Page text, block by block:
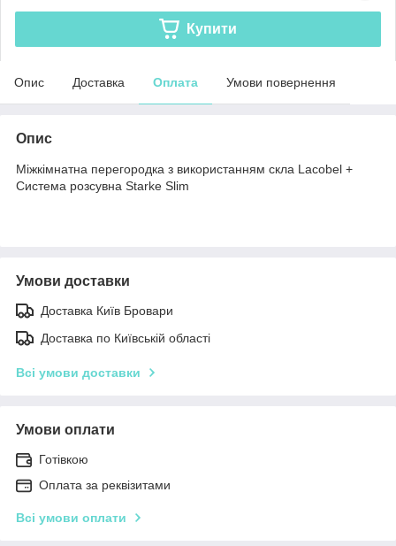
Купити
Опис Доставка Оплата Умови повернення
Опис
Міжкімнатна перегородка з використанням скла Lacobel +
Система розсувна Starke Slim
Умови доставки
Доставка Київ Бровари
Доставка по Київській області
Всі умови доставки
Умови оплати
Готівкою
Оплата за реквізитами
Всі умови оплати